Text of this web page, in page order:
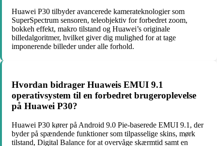
Huawei P30 tilbyder avancerede kamerateknologier som
SuperSpectrum sensoren, teleobjektiv for forbedret zoom,
bokkeh effekt, makro tilstand og Huawei’s originale
billedalgoritmer, hvilket giver dig mulighed for at tage
imponerende billeder under alle forhold.
Hvordan bidrager Huaweis EMUI 9.1
operativsystem til en forbedret brugeroplevelse
på Huawei P30?
Huawei P30 kører på Android 9.0 Pie-baserede EMUI 9.1, der
byder på spændende funktioner som tilpasselige skins, mørk
tilstand, Digital Balance for at overvåge skærmtid samt en